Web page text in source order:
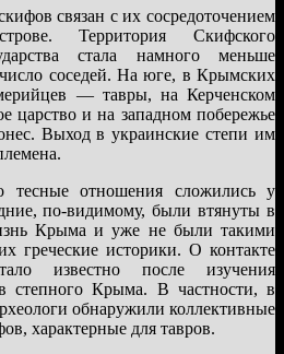
связан с их сосредоточением
Территория Скифского
стала намного меньше
соседей. На юге, в Крымских
— тавры, на Керченском
царство и на западном побережье
Выход в украинские степи им
тесные отношения сложились у
по-видимому, были втянуты в
Крыма и уже не были такими
греческие историки. О контакте
известно после изучения
степного Крыма. В частности, в
обнаружили коллективные
характерные для тавров.